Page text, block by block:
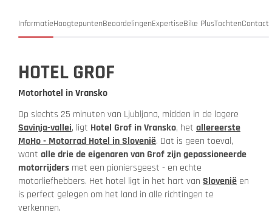
InformatieHoogtepuntenBeoordelingenExpertiseBike PlusTochtenContact
HOTEL GROF
Motorhotel in Vransko
Op slechts 25 minuten van Ljubljana, midden in de lagere
Savinja-vallei, ligt Hotel Grof in Vransko, het allereerste
MoHo - Motorrad Hotel in Slovenië. Dat is geen toeval,
want alle drie de eigenaren van Grof zijn gepassioneerde
motorrijders met een pioniersgeest - en echte
motorliefhebbers. Het hotel ligt in het hart van Slovenië en
is perfect gelegen om het land in alle richtingen te
verkennen.